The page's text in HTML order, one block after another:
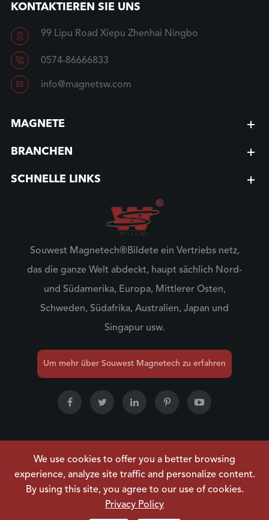
KONTAKTIEREN SIE UNS
 99 Lipu Road Xiepu Zhenhai Ningbo
 0574-86666833
 info@magnetsw.com
MAGNETE
BRANCHEN
SCHNELLE LINKS
Souwest Magnetech®Bildete ein Vertriebs netz,
das die ganze Welt abdeckt, haupt sächlich Nord-
und Südamerika, Europa, Mittlerer Osten,
Schweden, Südafrika, Australien, Japan und
Singapur usw.
Um mehr über Souwest Magnetech zu erfahren
Urheberrecht ©NINGBO SOUWEST MAGNETECH
DEVELOPMENT CO.,LTD.Alle Rechte vorbehalten.
| Datenschutzrichtlinie
We use cookies to offer you a better browsing
experience, analyze site traffic and personalize content.
By using this site, you agree to our use of cookies.
Privacy Policy